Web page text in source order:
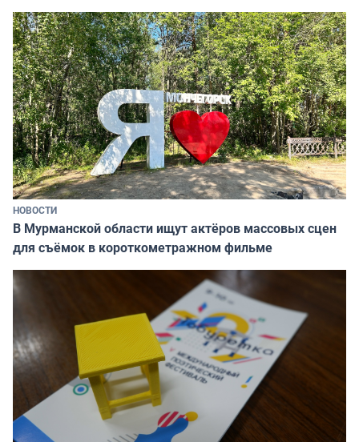
НОВОСТИ
В Мурманской области ищут актёров массовых сцен
для съёмок в короткометражном фильме